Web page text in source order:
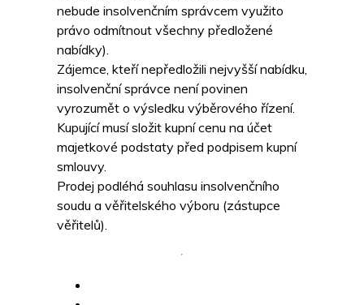
nebude insolvenčním správcem využito
právo odmítnout všechny předložené
nabídky).
Zájemce, kteří nepředložili nejvyšší nabídku,
insolvenční správce není povinen
vyrozumět o výsledku výběrového řízení.
Kupující musí složit kupní cenu na účet
majetkové podstaty před podpisem kupní
smlouvy.
Prodej podléhá souhlasu insolvenčního
soudu a věřitelského výboru (zástupce
věřitelů).